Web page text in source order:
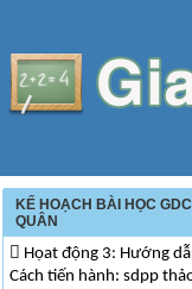
KẾ HOẠCH BÀI HỌC
QUÂN
 Họat động 3: Hướng
Cách tiến hành: sdpp